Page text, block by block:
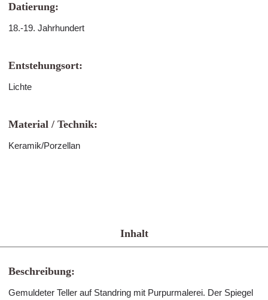
Datierung:
18.-19. Jahrhundert
Entstehungsort:
Lichte
Material / Technik:
Keramik/Porzellan
Inhalt
Beschreibung:
Gemuldeter Teller auf Standring mit Purpurmalerei. Der Spiegel